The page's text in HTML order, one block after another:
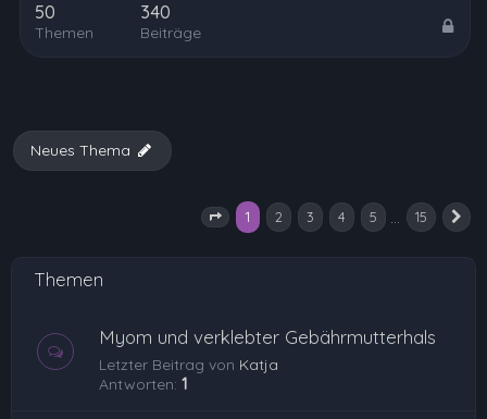
50
Themen
340
Beiträge
Neues Thema
Seite von 15
1 2 3 4 5 … 15
Themen
Myom und verklebter Gebährmutterhals
Letzter Beitrag von Katja
Antworten: 1